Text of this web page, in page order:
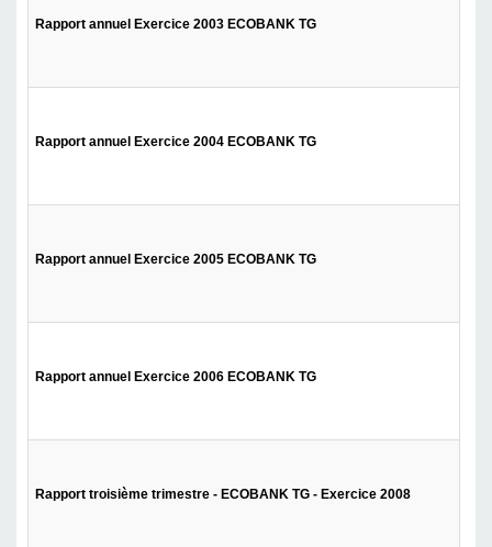
Rapport annuel Exercice 2003 ECOBANK TG
Rapport annuel Exercice 2004 ECOBANK TG
Rapport annuel Exercice 2005 ECOBANK TG
Rapport annuel Exercice 2006 ECOBANK TG
Rapport troisième trimestre - ECOBANK TG - Exercice 2008